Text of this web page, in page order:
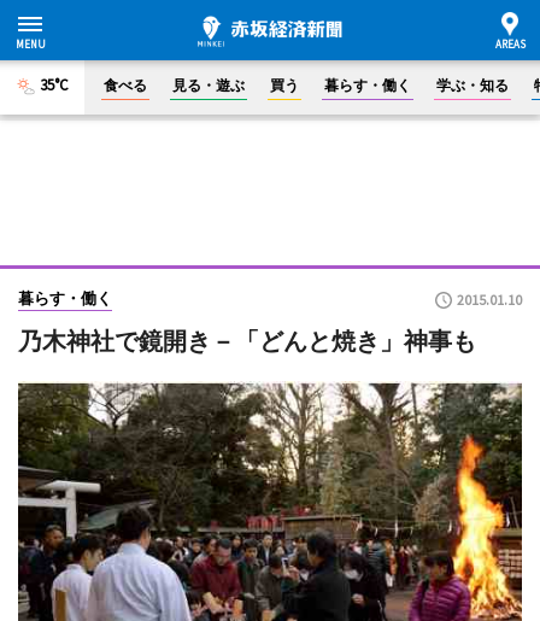
35°C 食べる 見る・遊ぶ 買う 暮らす・働く 学ぶ・知る
暮らす・働く 2015.01.10
乃木神社で鏡開き－「どんと焼き」神事も